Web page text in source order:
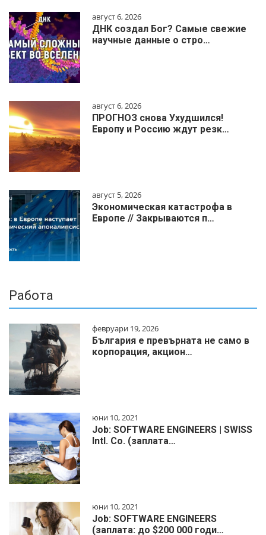
август 6, 2026
ДНК создал Бог? Самые свежие
научные данные о стро…
август 6, 2026
ПРОГНОЗ снова Ухудшился!
Европу и Россию ждут резк…
август 5, 2026
Экономическая катастрофа в
Европе // Закрываются п…
Работа
февруари 19, 2026
България е превърната не само в
корпорация, акцион…
юни 10, 2021
Job: SOFTWARE ENGINEERS | SWISS
Intl. Co. (заплата…
юни 10, 2021
Job: SOFTWARE ENGINEERS
(заплата: до $200 000 годи…